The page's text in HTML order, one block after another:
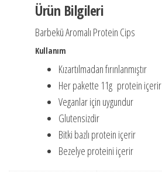
Ürün Bilgileri
Barbekü Aromalı Protein Cips
Kullanım
Kızartılmadan fırınlanmıştır
Her pakette 11g protein içerir
Veganlar için uygundur
Glutensizdir
Bitki bazlı protein içerir
Bezelye proteini içerir